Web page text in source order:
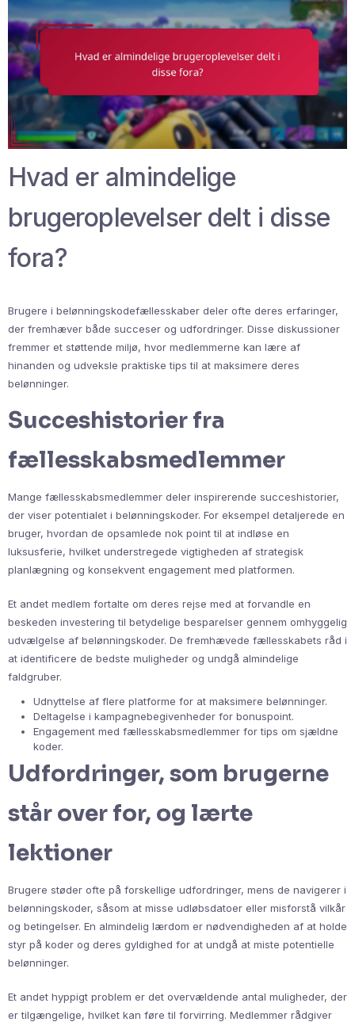
Hvad er almindelige
brugeroplevelser delt i disse
fora?
Brugere i belønningskodefællesskaber deler ofte deres erfaringer,
der fremhæver både succeser og udfordringer. Disse diskussioner
fremmer et støttende miljø, hvor medlemmerne kan lære af
hinanden og udveksle praktiske tips til at maksimere deres
belønninger.
Succeshistorier fra
fællesskabsmedlemmer
Mange fællesskabsmedlemmer deler inspirerende succeshistorier,
der viser potentialet i belønningskoder. For eksempel detaljerede en
bruger, hvordan de opsamlede nok point til at indløse en
luksusferie, hvilket understregede vigtigheden af strategisk
planlægning og konsekvent engagement med platformen.
Et andet medlem fortalte om deres rejse med at forvandle en
beskeden investering til betydelige besparelser gennem omhyggelig
udvælgelse af belønningskoder. De fremhævede fællesskabets råd i
at identificere de bedste muligheder og undgå almindelige
faldgruber.
Udnyttelse af flere platforme for at maksimere belønninger.
Deltagelse i kampagnebegivenheder for bonuspoint.
Engagement med fællesskabsmedlemmer for tips om sjældne
koder.
Udfordringer, som brugerne
står over for, og lærte
lektioner
Brugere støder ofte på forskellige udfordringer, mens de navigerer i
belønningskoder, såsom at misse udløbsdatoer eller misforstå vilkår
og betingelser. En almindelig lærdom er nødvendigheden af at holde
styr på koder og deres gyldighed for at undgå at miste potentielle
belønninger.
Et andet hyppigt problem er det overvældende antal muligheder, der
er tilgængelige, hvilket kan føre til forvirring. Medlemmer rådgiver